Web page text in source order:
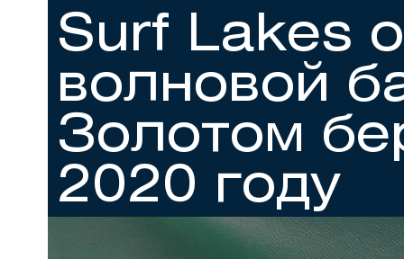
Surf Lakes
волновой
Золотом
2020 году